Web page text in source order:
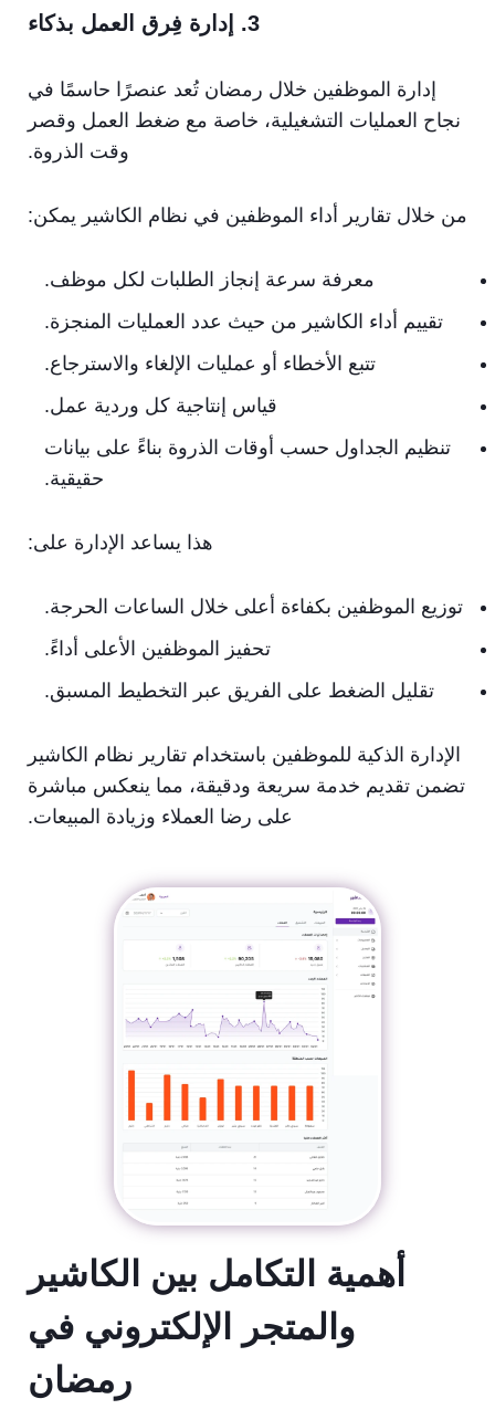
3. إدارة فِرق العمل بذكاء
إدارة الموظفين خلال رمضان تُعد عنصرًا حاسمًا في
نجاح العمليات التشغيلية، خاصة مع ضغط العمل وقصر
وقت الذروة.
من خلال تقارير أداء الموظفين في نظام الكاشير يمكن:
معرفة سرعة إنجاز الطلبات لكل موظف.
تقييم أداء الكاشير من حيث عدد العمليات المنجزة.
تتبع الأخطاء أو عمليات الإلغاء والاسترجاع.
قياس إنتاجية كل وردية عمل.
تنظيم الجداول حسب أوقات الذروة بناءً على بيانات
حقيقية.
هذا يساعد الإدارة على:
توزيع الموظفين بكفاءة أعلى خلال الساعات الحرجة.
تحفيز الموظفين الأعلى أداءً.
تقليل الضغط على الفريق عبر التخطيط المسبق.
الإدارة الذكية للموظفين باستخدام تقارير نظام الكاشير
تضمن تقديم خدمة سريعة ودقيقة، مما ينعكس مباشرة
على رضا العملاء وزيادة المبيعات.
أهمية التكامل بين الكاشير
والمتجر الإلكتروني في
رمضان